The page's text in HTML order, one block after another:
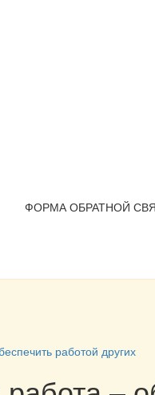
ФОРМА ОБРАТНОЙ
работой других